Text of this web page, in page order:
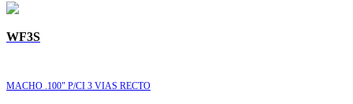
WF3S
MACHO .100" P/CI 3 VIAS RECTO